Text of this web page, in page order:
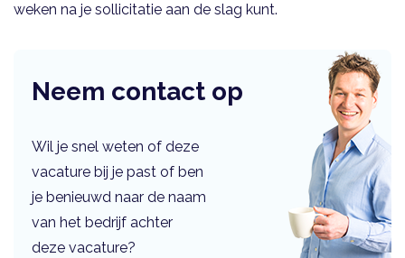
weken na je sollicitatie aan de slag kunt.
Neem contact op
Wil je snel weten of deze
vacature bij je past of ben
je benieuwd naar de naam
van het bedrijf achter
deze vacature?